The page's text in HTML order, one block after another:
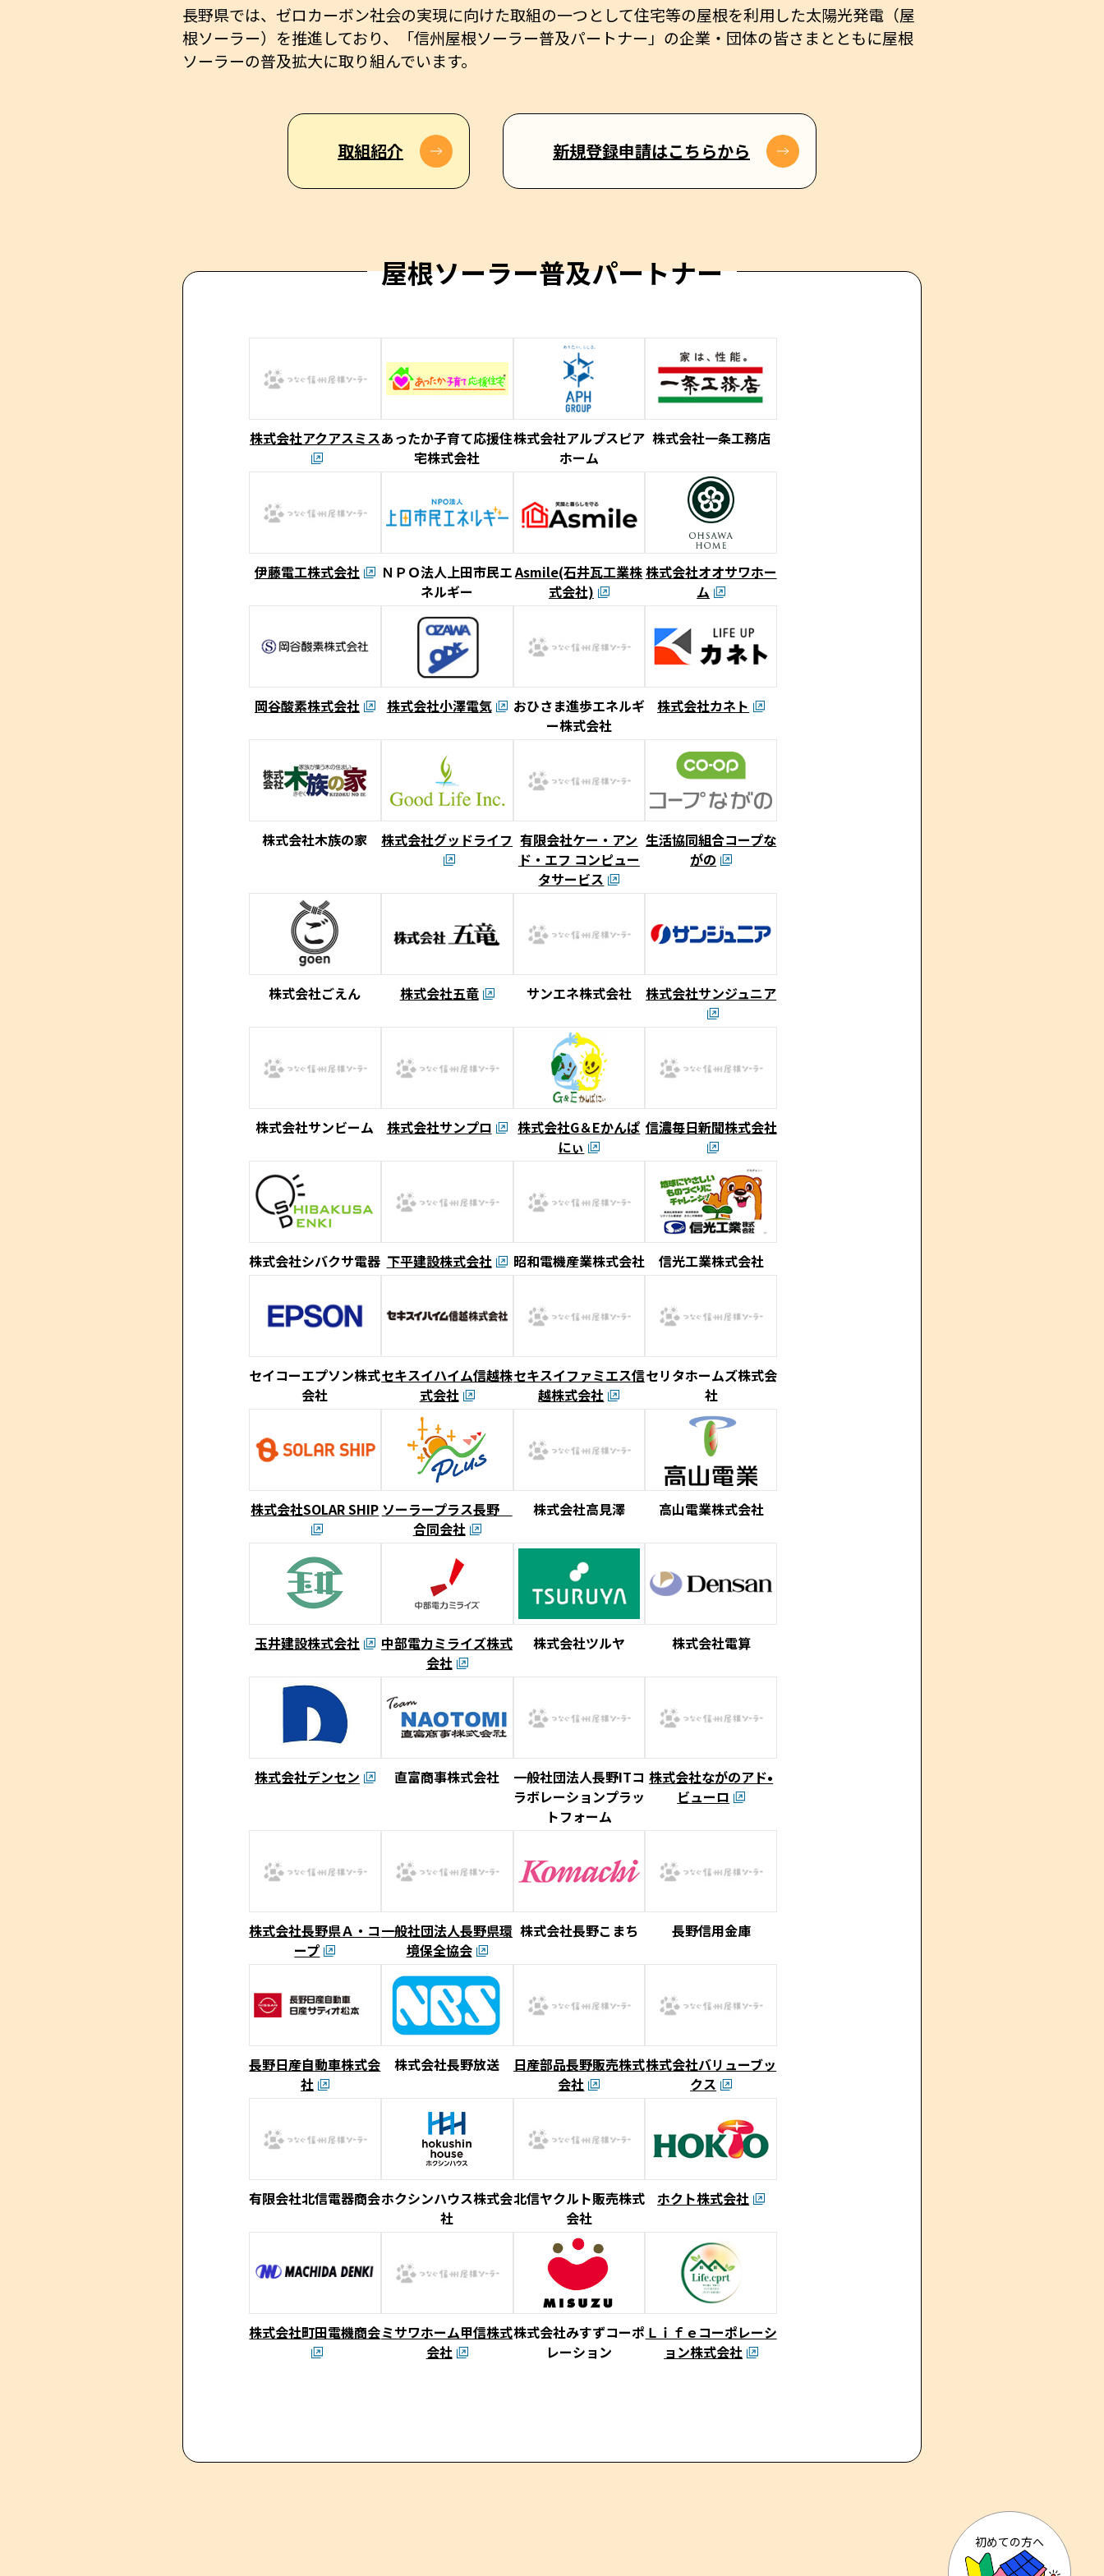
長野県では、ゼロカーボン社会の実現に向けた取組の一つとして住宅等の屋根を利用した太陽光発電（屋
根ソーラー）を推進しており、「信州屋根ソーラー普及パートナー」の企業・団体の皆さまとともに屋根
ソーラーの普及拡大に取り組んでいます。
取組紹介 新規登録申請はこちらから
株式会社アクアスミスあったか子育て応援住
宅株式会社
株式会社アルプスピア
ホーム
株式会社一条工務店
伊藤電工株式会社
ＮＰＯ法人上田市民エ
ネルギー
Asmile(石井瓦工業株
式会社)
株式会社オオサワホー
ム
岡谷酸素株式会社 株式会社小澤電気
おひさま進歩エネルギ
ー株式会社
株式会社カネト
株式会社木族の家 株式会社グッドライフ 有限会社ケー・アン
ド・エフ コンピュー
タサービス
生活協同組合コープな
がの
株式会社ごえん 株式会社五竜 サンエネ株式会社 株式会社サンジュニア
株式会社サンビーム 株式会社サンプロ
株式会社G＆Eかんぱ
にぃ
信濃毎日新聞株式会社
株式会社シバクサ電器 下平建設株式会社 昭和電機産業株式会社 信光工業株式会社
セイコーエプソン株式
会社
セキスイハイム信越株
式会社
セキスイファミエス信
越株式会社
セリタホームズ株式会
社
株式会社SOLAR SHIP ソーラープラス長野
合同会社
株式会社高見澤 高山電業株式会社
玉井建設株式会社
中部電力ミライズ株式
会社
株式会社ツルヤ 株式会社電算
株式会社デンセン 直富商事株式会社
一般社団法人長野ITコ
ラボレーションプラッ
トフォーム
株式会社ながのアド•
ビューロ
株式会社長野県Ａ・コ
ープ
一般社団法人長野県環
境保全協会
株式会社長野こまち 長野信用金庫
長野日産自動車株式会
社
株式会社長野放送
日産部品長野販売株式
会社
株式会社バリューブッ
クス
有限会社北信電器商会ホクシンハウス株式会
社
北信ヤクルト販売株式
会社
ホクト株式会社
株式会社町田電機商会ミサワホーム甲信株式
会社
株式会社みすずコーポ
レーション
Ｌｉｆｅコーポレーシ
ョン株式会社
初めての方へ